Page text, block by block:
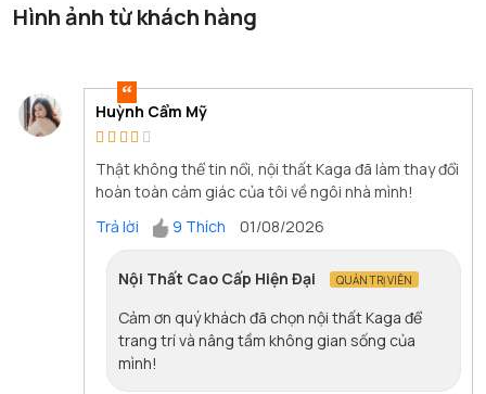
Hình ảnh từ khách hàng
Huỳnh Cẩm Mỹ
Thật không thể tin nổi, nội thất Kaga đã làm thay đổi
hoàn toàn cảm giác của tôi về ngôi nhà mình!
Trả lời
9 Thích 01/08/2026
Nội Thất Cao Cấp Hiện Đại QUẢN TRỊ VIÊN
Cảm ơn quý khách đã chọn nội thất Kaga để
trang trí và nâng tầm không gian sống của
mình!